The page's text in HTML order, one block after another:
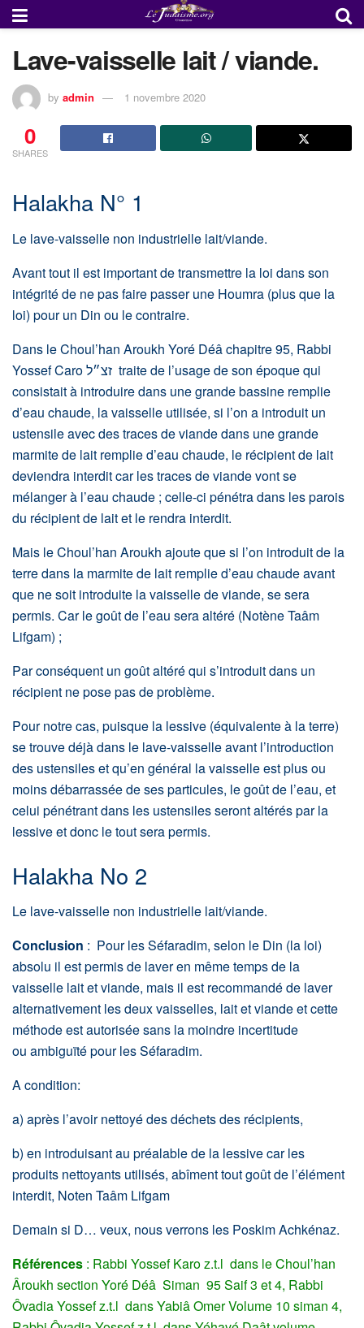
Lave-vaisselle lait / viande.
by admin 1 novembre 2020
0
SHARES
Halakha N° 1
Le lave-vaisselle non industrielle lait/viande.
Avant tout il est important de transmettre la loi dans son
intégrité de ne pas faire passer une Houmra (plus que la
loi) pour un Din ou le contraire.
Dans le Choul’han Aroukh Yoré Déâ chapitre 95, Rabbi
Yossef Caro זצ״ל traite de l’usage de son époque qui
consistait à introduire dans une grande bassine remplie
d’eau chaude, la vaisselle utilisée, si l’on a introduit un
ustensile avec des traces de viande dans une grande
marmite de lait remplie d’eau chaude, le récipient de lait
deviendra interdit car les traces de viande vont se
mélanger à l’eau chaude ; celle-ci pénétra dans les parois
du récipient de lait et le rendra interdit.
Mais le Choul’han Aroukh ajoute que si l’on introduit de la
terre dans la marmite de lait remplie d’eau chaude avant
que ne soit introduite la vaisselle de viande, se sera
permis. Car le goût de l’eau sera altéré (Notène Taâm
Lifgam) ;
Par conséquent un goût altéré qui s’introduit dans un
récipient ne pose pas de problème.
Pour notre cas, puisque la lessive (équivalente à la terre)
se trouve déjà dans le lave-vaisselle avant l’introduction
des ustensiles et qu’en général la vaisselle est plus ou
moins débarrassée de ses particules, le goût de l’eau, et
celui pénétrant dans les ustensiles seront altérés par la
lessive et donc le tout sera permis.
Halakha No 2
Le lave-vaisselle non industrielle lait/viande.
Conclusion : Pour les Séfaradim, selon le Din (la loi)
absolu il est permis de laver en même temps de la
vaisselle lait et viande, mais il est recommandé de laver
alternativement les deux vaisselles, lait et viande et cette
méthode est autorisée sans la moindre incertitude
ou ambiguïté pour les Séfaradim.
A condition:
a) après l’avoir nettoyé des déchets des récipients,
b) en introduisant au préalable de la lessive car les
produits nettoyants utilisés, abîment tout goût de l’élément
interdit, Noten Taâm Lifgam
Demain si D… veux, nous verrons les Poskim Achkénaz.
Références : Rabbi Yossef Karo z.t.l dans le Choul’han
Âroukh section Yoré Déâ Siman 95 Saif 3 et 4, Rabbi
Ôvadia Yossef z.t.l dans Yabiâ Omer Volume 10 siman 4,